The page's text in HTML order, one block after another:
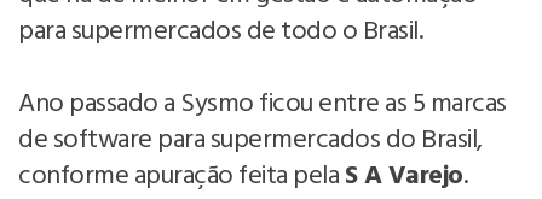
para supermercados de todo o Brasil.
Ano passado a Sysmo ficou entre as 5 marcas
de software para supermercados do Brasil,
conforme apuração feita pelaS A Varejo.